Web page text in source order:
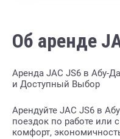
Об аренде
Аренда JAC JS6 в Абу-
и Доступный Выбор
Арендуйте JAC JS6 в
поездок по работе или
комфорт,